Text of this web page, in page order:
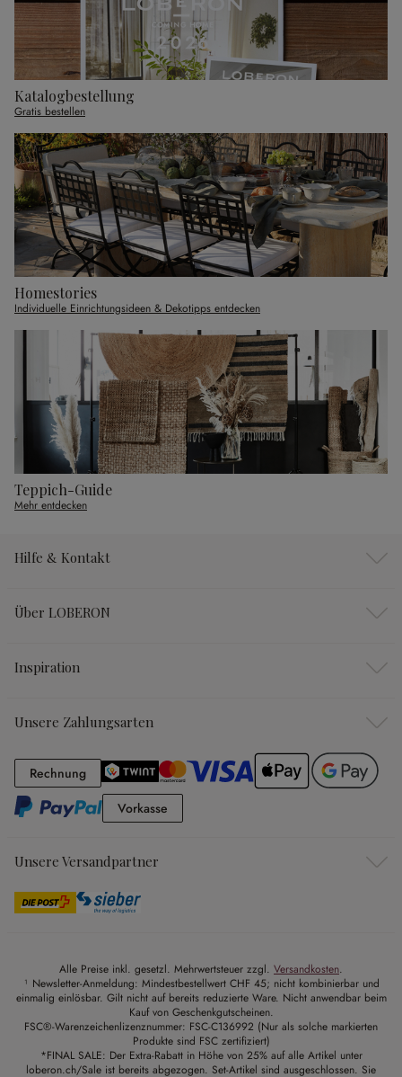
Katalogbestellung
Gratis bestellen
Homestories
Individuelle Einrichtungsideen & Dekotipps entdecken
Teppich-Guide
Mehr entdecken
Hilfe & Kontakt
Über LOBERON
Inspiration
Unsere Zahlungsarten
RechnungRechnung
Vorkasse
Unsere Versandpartner
Alle Preise inkl. gesetzl. Mehrwertsteuer zzgl. Versandkosten.
¹ Newsletter-Anmeldung: Mindestbestellwert CHF 45; nicht kombinierbar und
einmalig einlösbar. Gilt nicht auf bereits reduzierte Ware. Nicht anwendbar beim
Kauf von Geschenkgutscheinen.
FSC®-Warenzeichenlizenznummer: FSC-C136992 (Nur als solche markierten
Produkte sind FSC zertifiziert)
*FINAL SALE: Der Extra-Rabatt in Höhe von 25% auf alle Artikel unter
loberon.ch/Sale ist bereits abgezogen. Set-Artikel sind ausgeschlossen. Sie